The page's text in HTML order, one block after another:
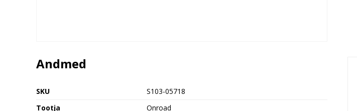
Andmed
SKU
S103-05718
Tootja
Onroad